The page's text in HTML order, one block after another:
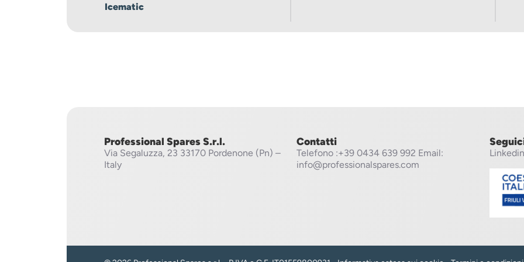
Icematic
Professional Spares S.r.l.
Via Segaluzza, 23 33170 Pordenone (Pn) –
Italy
Contatti
Telefono :+39 0434 639 992 Email:
info@professionalspares.com
Linkedin